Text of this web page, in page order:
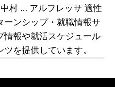
村 … アルフレッサ 適性
ーンシップ・就職情報サ
情報や就活スケジュール
を提供しています。